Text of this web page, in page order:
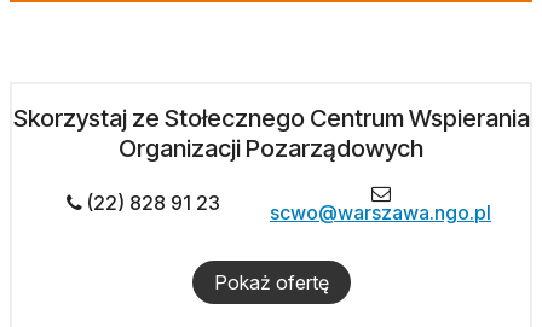
Skorzystaj ze Stołecznego Centrum Wspierania
Organizacji Pozarządowych
(22) 828 91 23 scwo@warszawa.ngo.pl
Pokaż ofertę